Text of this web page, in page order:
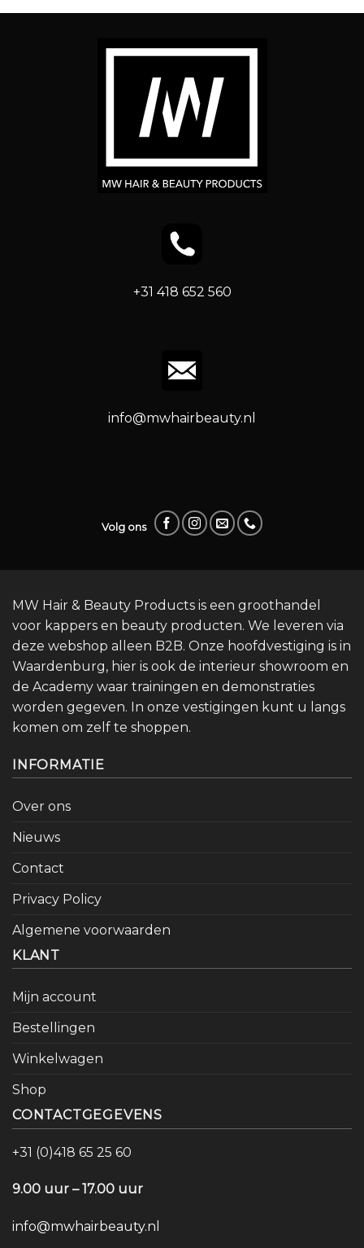
+31 418 652 560
info@mwhairbeauty.nl
Volg ons
MW Hair & Beauty Products is een groothandel
voor kappers en beauty producten. We leveren via
deze webshop alleen B2B. Onze hoofdvestiging is in
Waardenburg, hier is ook de interieur showroom en
de Academy waar trainingen en demonstraties
worden gegeven. In onze vestigingen kunt u langs
komen om zelf te shoppen.
INFORMATIE
Over ons
Nieuws
Contact
Privacy Policy
Algemene voorwaarden
KLANT
Mijn account
Bestellingen
Winkelwagen
Shop
CONTACTGEGEVENS
+31 (0)418 65 25 60
9.00 uur – 17.00 uur
info@mwhairbeauty.nl